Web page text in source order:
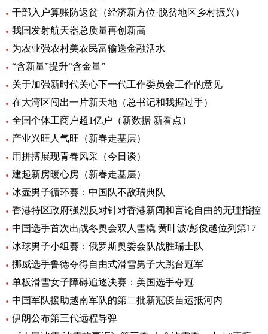
干部入户算账防返贫（经济新方位·脱贫地区乡村振兴）
我国发射航天器总质量再创新高
为农业强农村美农民富输送金融活水
“含新量”提升“含金量”
关于加强新时代关心下一代工作委员会工作的意见
在大湾区闯出一片新天地（总书记和我握过手）
全国个体工商户超1亿户（新数据 新看点）
产业兴旺人气旺（新春走基层）
用拼搏展现青春风采（今日谈）
建起新房暖心房（新春走基层）
冰壶男子循环赛：中国队不敌瑞典队
香港特区政府强烈反对针对香港新闻和言论自由的无理指控
中国选手首次出战冬奥会双人雪橇 黄叶波/彭俊越位列第17
冰球男子小组赛：俄罗斯奥委会队战胜瑞士队
挪威选手鲁德夺得自由式滑雪男子大跳台冠军
单板滑雪女子障碍追逐决赛：美国选手夺冠
中国军队援助越南军队的第二批新冠疫苗运抵河内
伊朗公布第三代远程导弹